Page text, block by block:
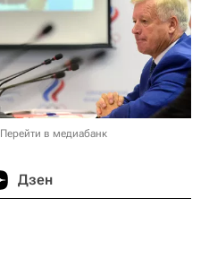
Перейти в медиабанк
Дзен